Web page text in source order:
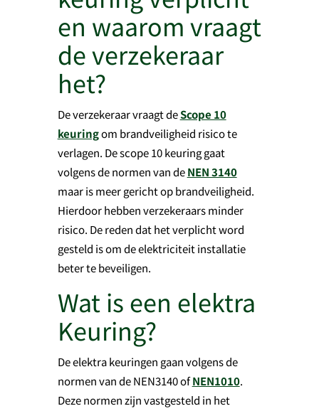
en waarom vraagt
de verzekeraar
het?
De verzekeraar vraagt deScope 10
keuringom brandveiligheid risico te
verlagen. De scope 10 keuring gaat
volgens de normen van deNEN 3140
maar is meer gericht op brandveiligheid.
Hierdoor hebben verzekeraars minder
risico. De reden dat het verplicht word
gesteld is om de elektriciteit installatie
beter te beveiligen.
Wat is een elektra
Keuring?
De elektra keuringen gaan volgens de
normen van de NEN3140 ofNEN1010.
Deze normen zijn vastgesteld in het